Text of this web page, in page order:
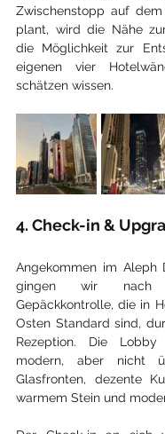
Zwischenstopp auf
plant, wird die Nähe
die Möglichkeit zur
eigenen vier
schätzen wissen.
4. Check-in &
Angekommen im Aleph
gingen wir nach
Gepäckkontrolle, die in
Osten Standard sind,
Rezeption. Die
modern, aber nicht
Glasfronten, dezente
warmem Stein und